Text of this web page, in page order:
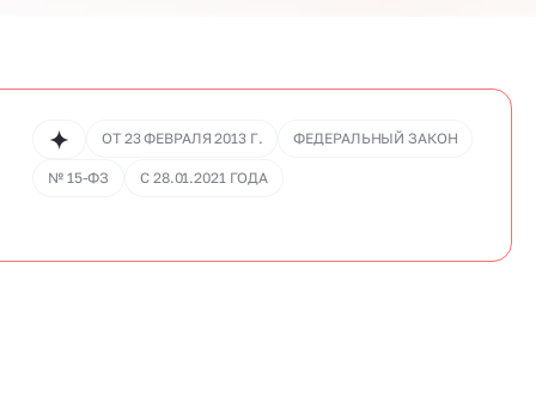
ОТ 23 ФЕВРАЛЯ 2013 Г. ФЕДЕРАЛЬНЫЙ ЗАКОН
№ 15-ФЗ С 28.01.2021 ГОДА